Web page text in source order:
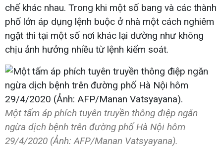
chế khác nhau. Trong khi một số bang và các thành
phố lớn áp dụng lệnh buộc ở nhà một cách nghiêm
ngặt thì tại một số nơi khác lại dường như không
chịu ảnh hưởng nhiều từ lệnh kiểm soát.
Một tấm áp phích tuyên truyền thông điệp ngăn
ngừa dịch bệnh trên đường phố Hà Nội hôm
29/4/2020 (Ảnh: AFP/Manan Vatsyayana).